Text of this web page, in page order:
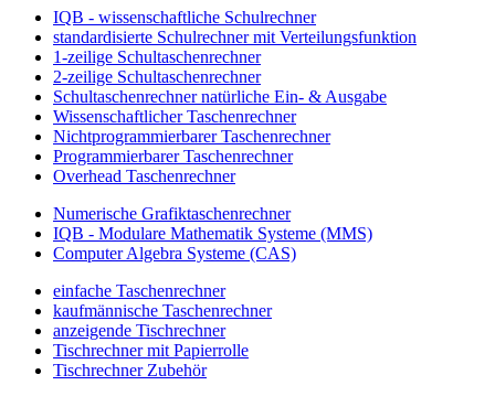
IQB - wissenschaftliche Schulrechner
standardisierte Schulrechner mit Verteilungsfunktion
1-zeilige Schultaschenrechner
2-zeilige Schultaschenrechner
Schultaschenrechner natürliche Ein- & Ausgabe
Wissenschaftlicher Taschenrechner
Nichtprogrammierbarer Taschenrechner
Programmierbarer Taschenrechner
Overhead Taschenrechner
Numerische Grafiktaschenrechner
IQB - Modulare Mathematik Systeme (MMS)
Computer Algebra Systeme (CAS)
einfache Taschenrechner
kaufmännische Taschenrechner
anzeigende Tischrechner
Tischrechner mit Papierrolle
Tischrechner Zubehör